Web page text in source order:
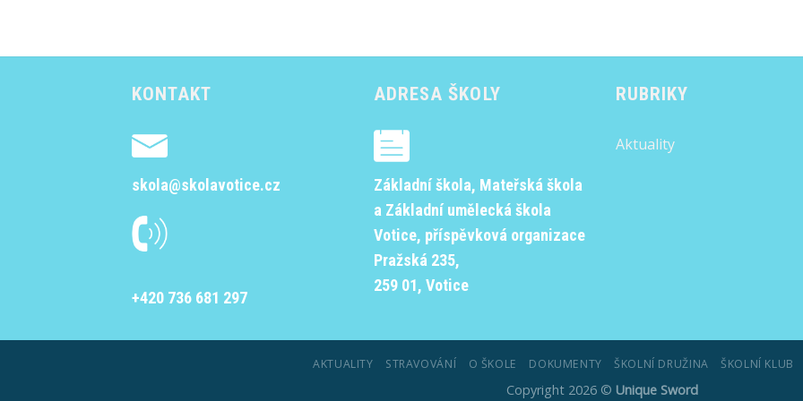
KONTAKT
skola@skolavotice.cz
+420 736 681 297
ADRESA ŠKOLY
Základní škola, Mateřská škola
a Základní umělecká škola
Votice, příspěvková organizace
Pražská 235,
259 01, Votice
RUBRIKY
Aktuality
AKTUALITY STRAVOVÁNÍ O ŠKOLE DOKUMENTY ŠKOLNÍ DRUŽINA ŠKOLNÍ KLUB
Copyright 2026 © Unique Sword